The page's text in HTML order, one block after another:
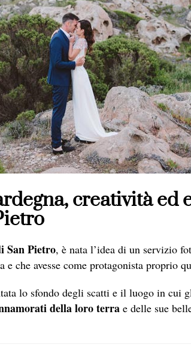
creatività ed
San Pietro, è nata l’idea di un servizio
che avesse come protagonista proprio
lo sfondo degli scatti e il luogo in cui
della loro terra e delle sue